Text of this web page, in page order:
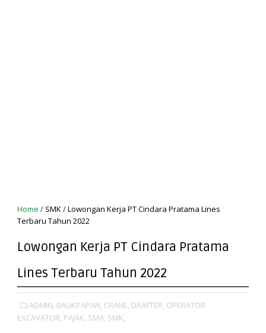
Home / SMK/Lowongan Kerja PT Cindara Pratama Lines
Terbaru Tahun 2022
Lowongan Kerja PT Cindara Pratama
Lines Terbaru Tahun 2022
ADMIN, BALIKPAPAN, CRANE, DRAFTER, OPERATOR
EXCAVATOR, PAJAK, SMA, SMK,